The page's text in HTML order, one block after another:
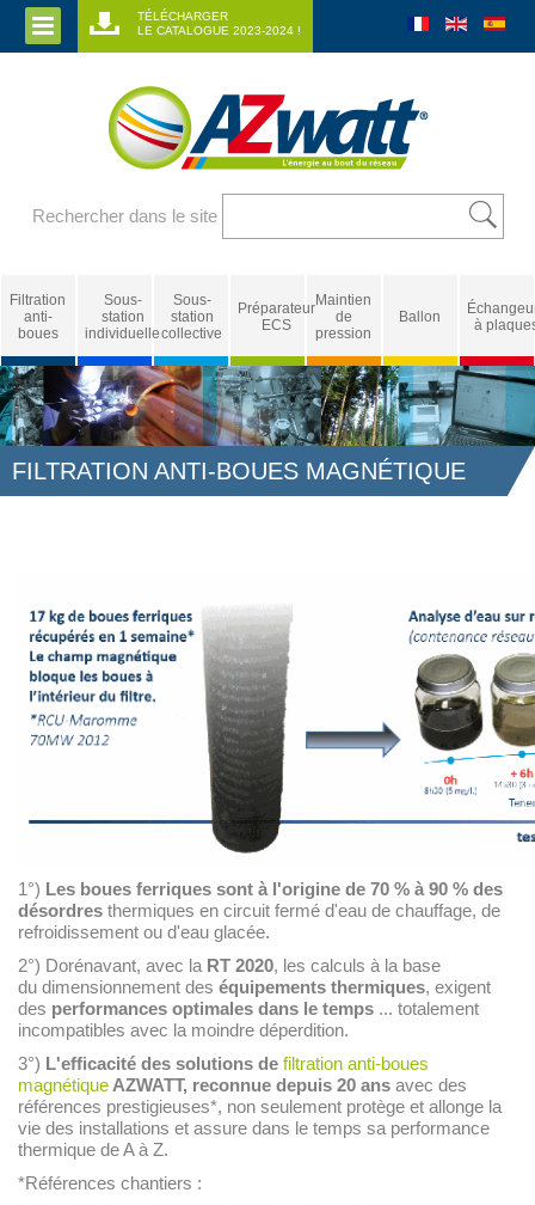
TÉLÉCHARGER
LE CATALOGUE 2023-2024 !
Rechercher dans le site
Filtration
anti-
boues
Sous-
station
individuelle
Sous-
station
collective
Préparateur
ECS
Maintien
de
pression
Ballon
à
FILTRATION ANTI-BOUES MAGNÉTIQUE
1°) Les boues ferriques sont à l'origine de 70 % à 90 % des
désordres thermiques en circuit fermé d'eau de chauffage, de
refroidissement ou d'eau glacée.
2°) Dorénavant, avec la RT 2020, les calculs à la base
du dimensionnement des équipements thermiques, exigent
des performances optimales dans le temps ... totalement
incompatibles avec la moindre déperdition.
3°) L'efficacité des solutions de filtration anti-boues
magnétique AZWATT, reconnue depuis 20 ans avec des
références prestigieuses*, non seulement protège et allonge la
vie des installations et assure dans le temps sa performance
thermique de A à Z.
*Références chantiers :